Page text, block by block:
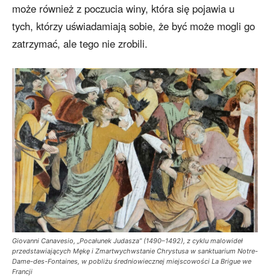
może również z poczucia winy, która się pojawia u
tych, którzy uświadamiają sobie, że być może mogli go
zatrzymać, ale tego nie zrobili.
Giovanni Canavesio, „Pocałunek Judasza” (1490–1492), z cyklu malowideł
przedstawiających Mękę i Zmartwychwstanie Chrystusa w sanktuarium Notre-
Dame-des-Fontaines, w pobliżu średniowiecznej miejscowości La Brigue we
Francji